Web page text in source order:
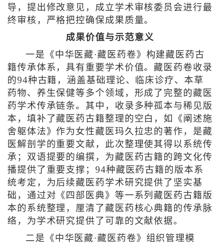
导，提出修改意见，成立学术审核委员会进行最
终审核，严格把控确保成果质量。
成果价值与示范意义
一是《中华医藏·藏医药卷》构建藏医药古
籍传承体系，具有重要学术价值。藏医药卷收录
的94种古籍，涵盖基础理论、临床诊疗、本草
药物、养生保健等多个领域，形成了完整的藏医
药学术传承链条。其中，收录多种孤本与稀见版
本，填补了藏医药古籍整理的空白，如《阐述施
舍躯体法》作为女性藏医玛久拉忠的著作，是藏
医解剖学的重要文献，此次整理使其得以系统传
承；双语提要的编撰，为藏医药古籍的跨文化传
播提供了重要支撑；94种藏医药古籍的版本系
统考定，为后续藏医药学术研究提供了坚实基
础，通过对《四部医典》等一系列藏医药古籍版
本的系统整理，厘清了藏医药核心典籍的传承脉
络，为学术研究提供了可靠的文献依据。
二是《中华医藏·藏医药卷》组织管理模